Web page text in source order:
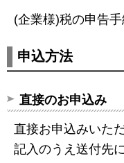
(企業様)税の申告手
申込方法
直接のお申込み
直接お申込みいた
記入のうえ送付先